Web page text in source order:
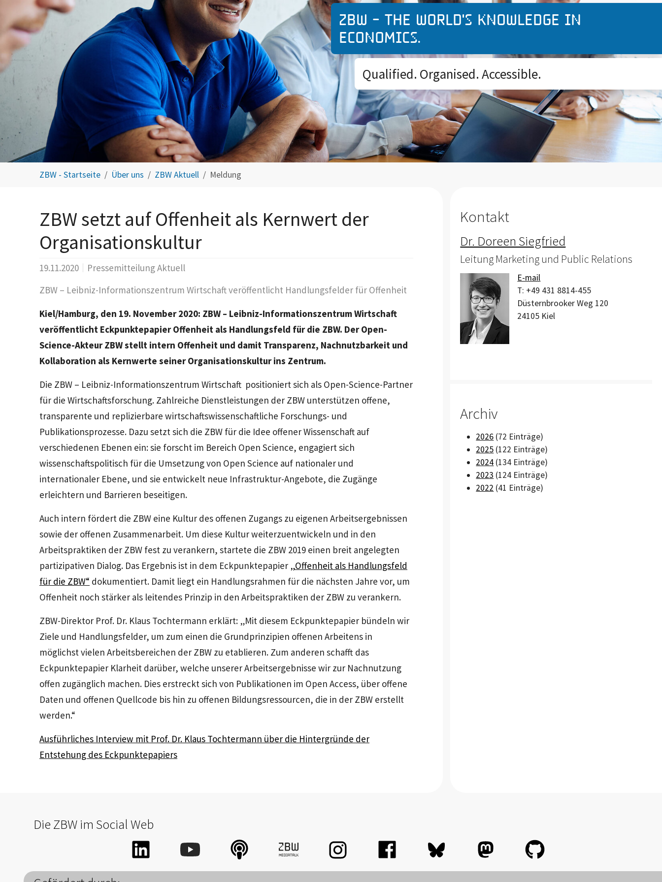
ZBW - The world's knowledge in
economics.
Qualified. Organised. Accessible.
ZBW - Startseite Über uns ZBW Aktuell Meldung
ZBW setzt auf Offenheit als Kernwert der
Organisationskultur
19.11.2020
Pressemitteilung Aktuell
ZBW – Leibniz-Informationszentrum Wirtschaft veröffentlicht Handlungsfelder für Offenheit
Kiel/Hamburg, den 19. November 2020: ZBW – Leibniz-Informationszentrum Wirtschaft
veröffentlicht Eckpunktepapier Offenheit als Handlungsfeld für die ZBW. Der Open-
Science-Akteur ZBW stellt intern Offenheit und damit Transparenz, Nachnutzbarkeit und
Kollaboration als Kernwerte seiner Organisationskultur ins Zentrum.
Die ZBW – Leibniz-Informationszentrum Wirtschaft positioniert sich als Open-Science-Partner
für die Wirtschaftsforschung. Zahlreiche Dienstleistungen der ZBW unterstützen offene,
transparente und replizierbare wirtschaftswissenschaftliche Forschungs- und
Publikationsprozesse. Dazu setzt sich die ZBW für die Idee offener Wissenschaft auf
verschiedenen Ebenen ein: sie forscht im Bereich Open Science, engagiert sich
wissenschaftspolitisch für die Umsetzung von Open Science auf nationaler und
internationaler Ebene, und sie entwickelt neue Infrastruktur-Angebote, die Zugänge
erleichtern und Barrieren beseitigen.
Auch intern fördert die ZBW eine Kultur des offenen Zugangs zu eigenen Arbeitsergebnissen
sowie der offenen Zusammenarbeit. Um diese Kultur weiterzuentwickeln und in den
Arbeitspraktiken der ZBW fest zu verankern, startete die ZBW 2019 einen breit angelegten
partizipativen Dialog. Das Ergebnis ist in dem Eckpunktepapier „Offenheit als Handlungsfeld
für die ZBW“ dokumentiert. Damit liegt ein Handlungsrahmen für die nächsten Jahre vor, um
Offenheit noch stärker als leitendes Prinzip in den Arbeitspraktiken der ZBW zu verankern.
ZBW-Direktor Prof. Dr. Klaus Tochtermann erklärt: „Mit diesem Eckpunktepapier bündeln wir
Ziele und Handlungsfelder, um zum einen die Grundprinzipien offenen Arbeitens in
möglichst vielen Arbeitsbereichen der ZBW zu etablieren. Zum anderen schafft das
Eckpunktepapier Klarheit darüber, welche unserer Arbeitsergebnisse wir zur Nachnutzung
offen zugänglich machen. Dies erstreckt sich von Publikationen im Open Access, über offene
Daten und offenen Quellcode bis hin zu offenen Bildungsressourcen, die in der ZBW erstellt
werden.“
Ausführliches Interview mit Prof. Dr. Klaus Tochtermann über die Hintergründe der
Entstehung des Eckpunktepapiers
Kontakt
Dr. Doreen Siegfried
Leitung Marketing und Public Relations
E-mail
T: +49 431 8814-455
Düsternbrooker Weg 120
24105 Kiel
Archiv
2026 (72 Einträge)
2025 (122 Einträge)
2024 (134 Einträge)
2023 (124 Einträge)
2022 (41 Einträge)
Die ZBW im Social Web